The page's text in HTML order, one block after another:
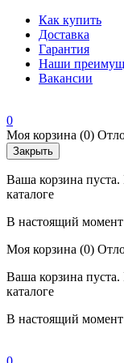
Как купить
Доставка
Гарантия
Наши
Вакансии
0
Моя корзина (0)
Закрыть
Ваша корзина
каталоге
В настоящий момент
Моя корзина (0)
Ваша корзина
каталоге
В настоящий момент